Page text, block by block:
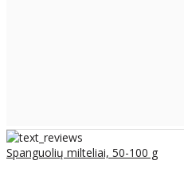
Spanguolių milteliai, 50-100 g